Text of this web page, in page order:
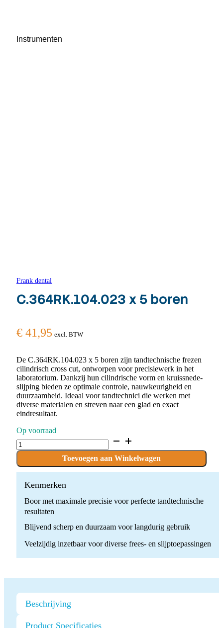
Instrumenten
Frank dental
C.364RK.104.023 x 5 boren
€ 41,95 excl. BTW
De C.364RK.104.023 x 5 boren zijn tandtechnische frezen
cilindrisch cross cut, ontworpen voor precisiewerk in het
laboratorium. Dankzij hun cilindrische vorm en kruissnede-
slijping bieden ze optimale controle, nauwkeurigheid en
duurzaamheid. Ideaal voor tandtechnici die werken met
diverse materialen en streven naar een glad en exact
eindresultaat.
Op voorraad
C.364RK.104.023
x
boren
quantity
Toevoegen aan Winkelwagen
Kenmerken
Boor met maximale precisie voor perfecte tandtechnische
resultaten
Blijvend scherp en duurzaam voor langdurig gebruik
Veelzijdig inzetbaar voor diverse frees- en slijptoepassingen
Beschrijving
Product Specificaties